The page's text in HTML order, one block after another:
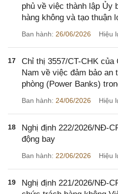
phủ về việc thành lập Ủy
hàng không và tạo thuận
Ban hành: 26/06/2026 Hiệu
17
Chỉ thị 3557/CT-CHK của
Nam về việc đảm bảo an
phòng (Power Banks)
Ban hành: 24/06/2026 Hiệu
18
Nghị định 222/2026/NĐ-
động bay
Ban hành: 22/06/2026 Hiệu
19
Nghị định 221/2026/NĐ-